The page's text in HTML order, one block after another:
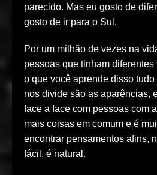
parecido. Mas eu gosto de
gosto de ir para o Sul.
Por um milhão de vezes na
pessoas que tinham
o que você aprende disso
nos divide são as aparências,
face a face com pessoas com
mais coisas em comum e é
encontrar pensamentos afins,
fácil, é natural.